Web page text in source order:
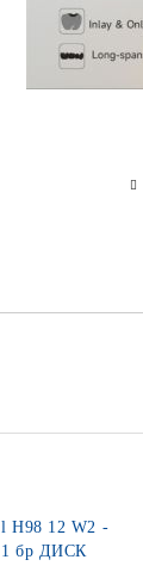
12 W2 -
Bleach 2 - 1 бр ДИСК